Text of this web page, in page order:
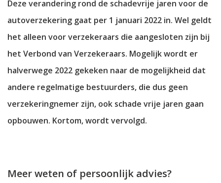
Deze verandering rond de schadevrije jaren voor de
autoverzekering gaat per 1 januari 2022 in. Wel geldt
het alleen voor verzekeraars die aangesloten zijn bij
het Verbond van Verzekeraars. Mogelijk wordt er
halverwege 2022 gekeken naar de mogelijkheid dat
andere regelmatige bestuurders, die dus geen
verzekeringnemer zijn, ook schade vrije jaren gaan
opbouwen. Kortom, wordt vervolgd.
Meer weten of persoonlijk advies?